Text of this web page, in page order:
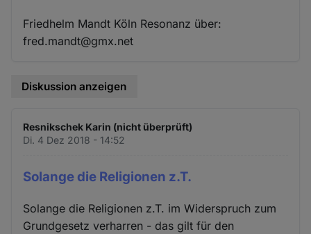
Friedhelm Mandt Köln Resonanz über:
fred.mandt@gmx.net
Diskussion anzeigen
Resnikschek Karin (nicht überprüft)
Di. 4 Dez 2018 - 14:52
Solange die Religionen z.T.
Solange die Religionen z.T. im Widerspruch zum
Grundgesetz verharren - das gilt für den